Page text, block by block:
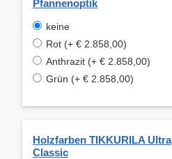
Pfannenoptik
keine
Rot (+ € 2.858,00)
Anthrazit (+ € 2.858,00)
Grün (+ € 2.858,00)
Holzfarben TIKKURILA Ultra
Classic